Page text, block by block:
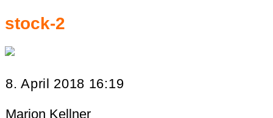
stock-2
8. April 2018 16:19
Marion Kellner